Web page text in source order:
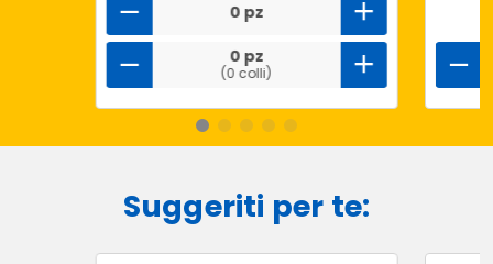
0 pz
0 pz
(0 colli)
Suggeriti per te: